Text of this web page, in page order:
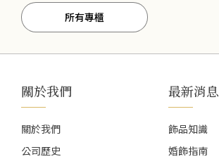
所有專櫃
關於我們
關於我們
公司歷史
最新消息
飾品知識
婚飾指南